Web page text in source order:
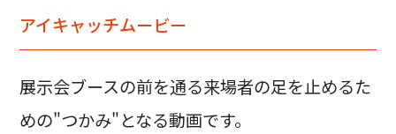
アイキャッチムービー
展示会ブースの前を通る来場者の足を止めるた
めの"つかみ"となる動画です。